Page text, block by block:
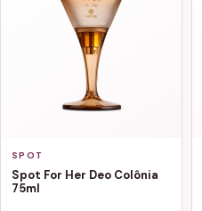
SPOT
Spot For Her Deo Colônia
75ml